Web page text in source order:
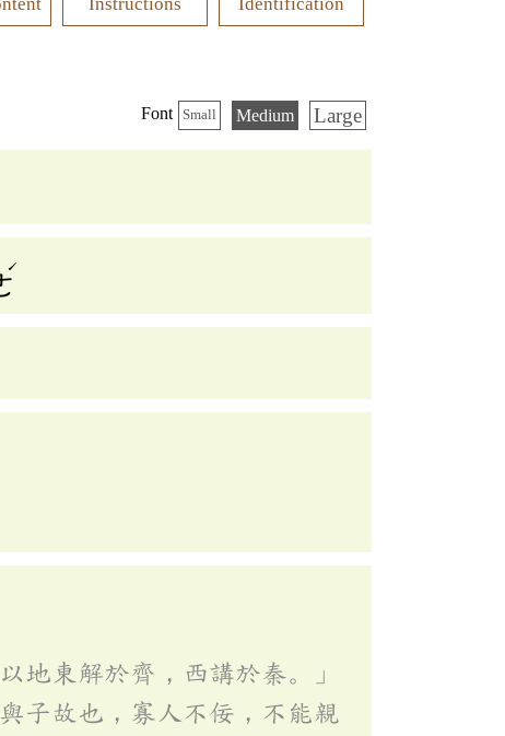
Font Small Medium Large
ˊ
地東解於齊，西講於秦。」
子故也，寡人不佞，不能親